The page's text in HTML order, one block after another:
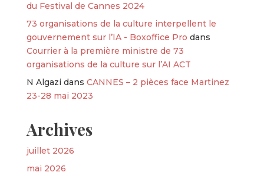
du Festival de Cannes 2024
73 organisations de la culture interpellent le
gouvernement sur l’IA - Boxoffice Pro dans
Courrier à la première ministre de 73
organisations de la culture sur l’AI ACT
N Algazi dans CANNES – 2 pièces face Martinez
23-28 mai 2023
Archives
juillet 2026
mai 2026